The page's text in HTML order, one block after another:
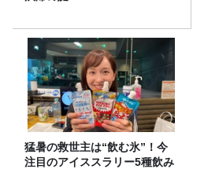
猛暑の救世主は“飲む氷”！今
注目のアイススラリー5種飲み